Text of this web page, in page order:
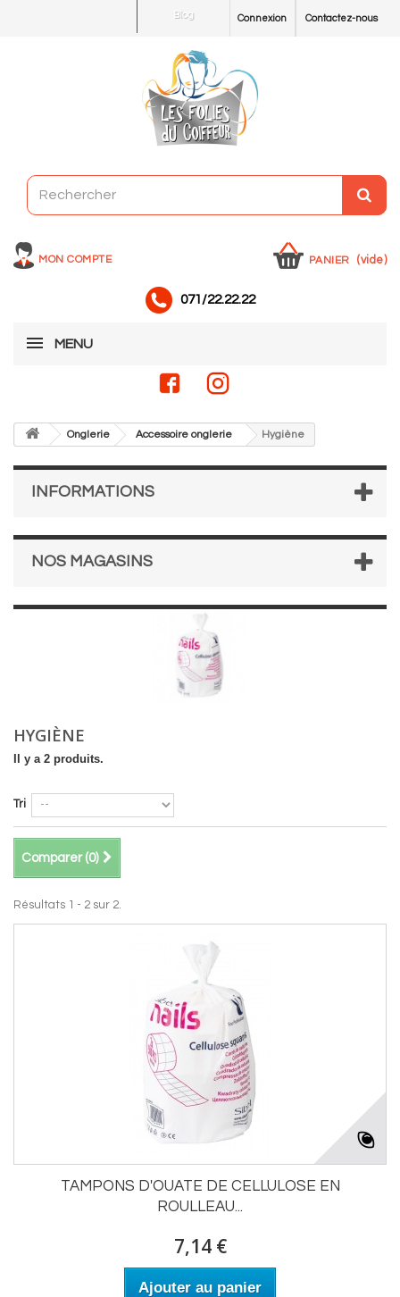
Contactez-nous
Connexion
Blog
MON COMPTE PANIER (vide)
071/22.22.22
MENU
Onglerie Accessoire onglerie Hygiène
INFORMATIONS
NOS MAGASINS
HYGIÈNE
Il y a 2 produits.
Tri
Comparer (0)
Résultats 1 - 2 sur 2.
TAMPONS D'OUATE DE CELLULOSE EN
ROULLEAU...
7,14 €
Ajouter au panier